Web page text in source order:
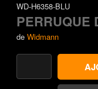
WD-H6358-BLU
PERRUQUE
de Widmann